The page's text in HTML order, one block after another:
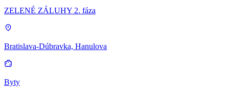
ZELENÉ ZÁLUHY 2. fáza
Bratislava-Dúbravka, Hanulova
Byty